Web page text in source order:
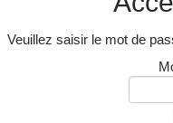
Classe inversée▼
Dans les coulisses▼
Veuillez saisir le mot de